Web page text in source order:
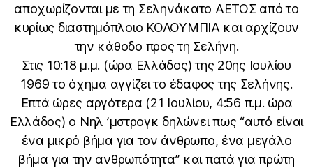
αποχωρίζονται με τη Σεληνάκατο ΑΕΤΟΣ από το
κυρίως διαστημόπλοιο ΚΟΛΟΥΜΠΙΑ και αρχίζουν
την κάθοδο προς τη Σελήνη.
Στις 10:18 μ.μ. (ώρα Ελλάδος) της 20ης Ιουλίου
1969 το όχημα αγγίζει το έδαφος της Σελήνης.
Επτά ώρες αργότερα (21 Ιουλίου, 4:56 π.μ. ώρα
Ελλάδος) ο Νηλ ʼμστρογκ δηλώνει πως “αυτό είναι
ένα μικρό βήμα για τον άνθρωπο, ένα μεγάλο
βήμα για την ανθρωπότητα” και πατά για πρώτη